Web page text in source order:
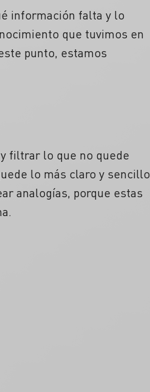
información falta y lo
que tuvimos en
punto, estamos
filtrar lo que no quede
lo más claro y sencillo
analogías, porque estas